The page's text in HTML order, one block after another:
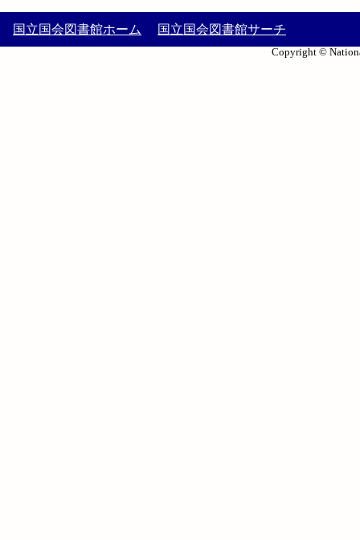
国立国会図書館ホーム 国立国会図書館サーチ
Copyright ©